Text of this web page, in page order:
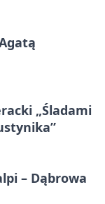
„Śladami
– Dąbrowa